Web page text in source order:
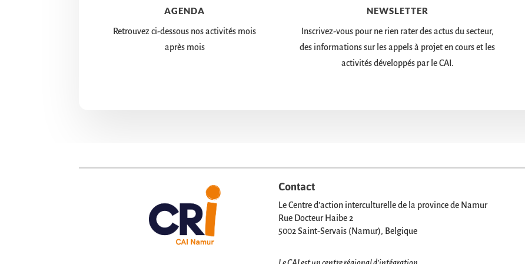
AGENDA
Retrouvez ci-dessous nos activités mois
après mois
NEWSLETTER
Inscrivez-vous pour ne rien rater des actus du secteur,
des informations sur les appels à projet en cours et les
activités développés par le CAI.
Contact
Le Centre d’action interculturelle de la province de Namur
Rue Docteur Haibe 2
5002 Saint-Servais (Namur), Belgique